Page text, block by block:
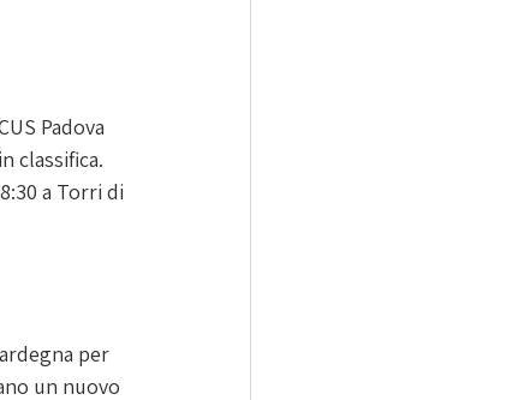
Padova
classifica.
a Torri di
per
un nuovo